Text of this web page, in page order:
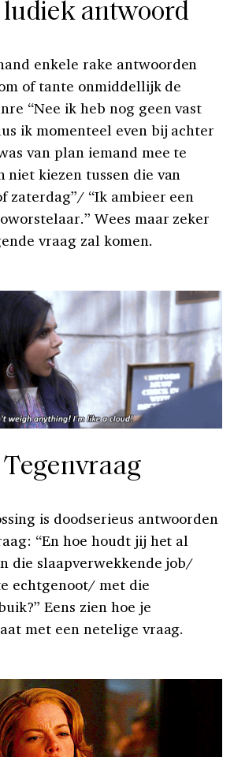
ludiek antwoord
enkele rake antwoorden
of tante onmiddellijk de
“Nee ik heb nog geen vast
ik momenteel even bij achter
van plan iemand mee te
niet kiezen tussen die van
zaterdag”/ “Ik ambieer een
Wees maar zeker
vraag zal komen.
Tegenvraag
is doodserieus antwoorden
“En hoe houdt jij het al
die slaapverwekkende job/
echtgenoot/ met die
Eens zien hoe je
met een netelige vraag.